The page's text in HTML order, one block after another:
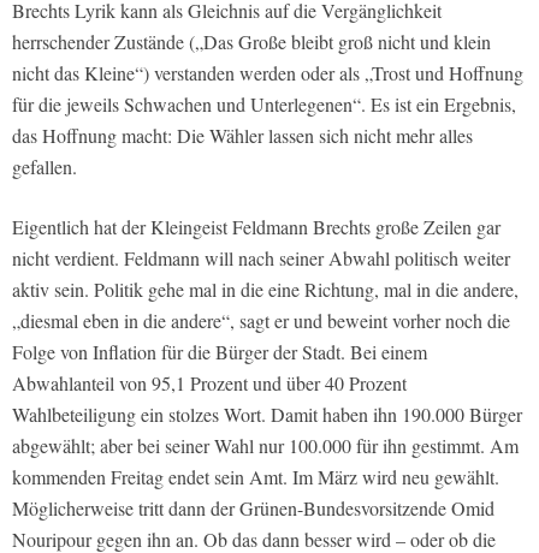
Brechts Lyrik kann als Gleichnis auf die Vergänglichkeit
herrschender Zustände („Das Große bleibt groß nicht und klein
nicht das Kleine“) verstanden werden oder als „Trost und Hoffnung
für die jeweils Schwachen und Unterlegenen“. Es ist ein Ergebnis,
das Hoffnung macht: Die Wähler lassen sich nicht mehr alles
gefallen.
Eigentlich hat der Kleingeist Feldmann Brechts große Zeilen gar
nicht verdient. Feldmann will nach seiner Abwahl politisch weiter
aktiv sein. Politik gehe mal in die eine Richtung, mal in die andere,
„diesmal eben in die andere“, sagt er und beweint vorher noch die
Folge von Inflation für die Bürger der Stadt. Bei einem
Abwahlanteil von 95,1 Prozent und über 40 Prozent
Wahlbeteiligung ein stolzes Wort. Damit haben ihn 190.000 Bürger
abgewählt; aber bei seiner Wahl nur 100.000 für ihn gestimmt. Am
kommenden Freitag endet sein Amt. Im März wird neu gewählt.
Möglicherweise tritt dann der Grünen-Bundesvorsitzende Omid
Nouripour gegen ihn an. Ob das dann besser wird – oder ob die